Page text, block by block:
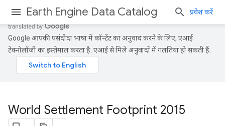
Earth Engine Data Catalog प्रवेश करें
Google आपकी पसंदीदा भाषा में कॉन्टेंट का अनुवाद करने के लिए, एआई
टेक्नोलॉजी का इस्तेमाल करता है. एआई से मिले अनुवादों में गलतियां हो सकती हैं.
World Settlement Footprint 2015